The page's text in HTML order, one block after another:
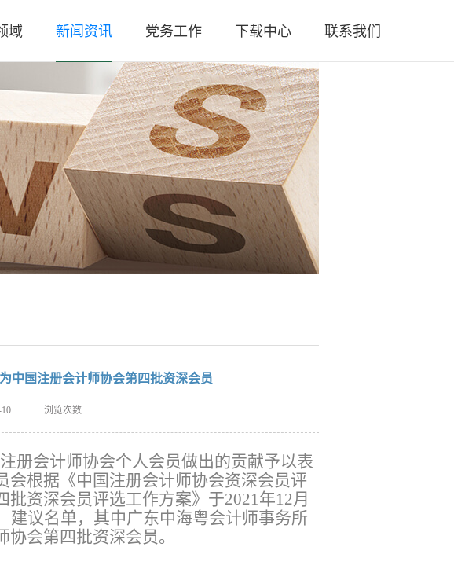
域 新闻资讯
高新政策
税务法规
会计实务
评估实务
时政要闻
党务工作
党总支简介
党团活动
工作汇报
党章党规
时政要闻
下载中心 联系我们
中国注册会计师协会第四批资深会员
浏览次数:
册会计师协会个人会员做出的贡献予以表
会根据《中国注册会计师协会资深会员评
资深会员评选工作方案》于2021年12月
建议名单，其中广东中海粤会计师事务所
会第四批资深会员。